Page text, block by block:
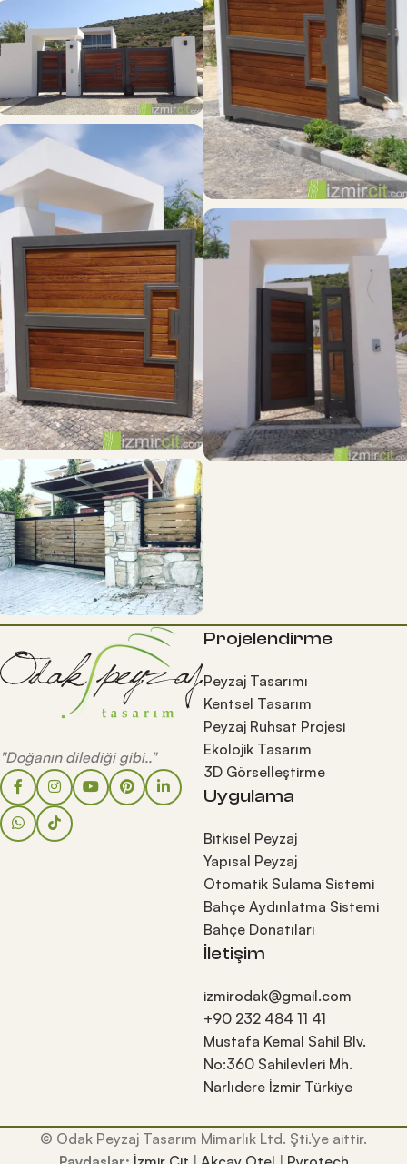
"Doğanın dilediği gibi.."
Projelendirme
Peyzaj Tasarımı
Kentsel Tasarım
Peyzaj Ruhsat Projesi
Ekolojik Tasarım
3D Görselleştirme
Uygulama
Bitkisel Peyzaj
Yapısal Peyzaj
Otomatik Sulama Sistemi
Bahçe Aydınlatma Sistemi
Bahçe Donatıları
İletişim
izmirodak@gmail.com
+90 232 484 11 41
Mustafa Kemal Sahil Blv.
No:360 Sahilevleri Mh.
Narlıdere İzmir Türkiye
© Odak Peyzaj Tasarım Mimarlık Ltd. Şti.'ye aittir.